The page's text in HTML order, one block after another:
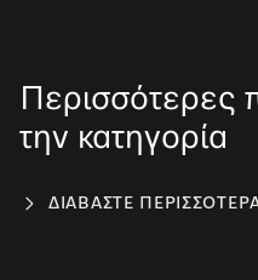
Περισσότερες
την κατηγορία
ΔΙΑΒΆΣΤΕ